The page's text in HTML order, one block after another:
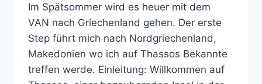
Im Spätsommer wird es heuer mit dem
VAN nach Griechenland gehen. Der erste
Step führt mich nach Nordgriechenland,
Makedonien wo ich auf Thassos Bekannte
treffen werde. Einleitung: Willkommen auf